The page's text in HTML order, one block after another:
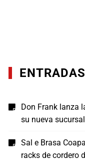
Don Frank lanza
su nueva
Sal e Brasa
racks de cordero